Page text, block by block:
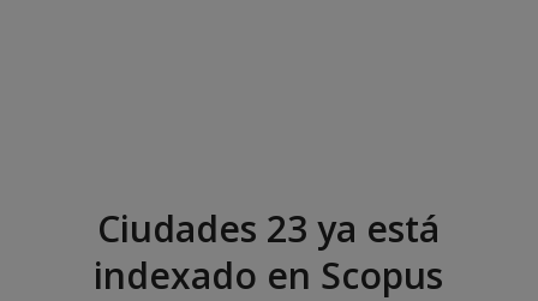
Ciudades 23 ya está
indexado en Scopus